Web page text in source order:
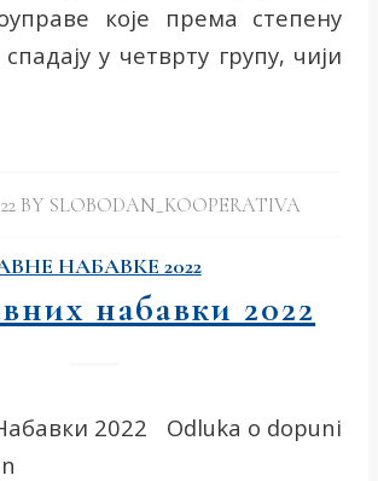
које према степену
у четврту групу, чији
BY SLOBODAN_KOOPERATIVA
НАБАВКЕ 2022
набавки 2022
2022 Odluka o dopuni